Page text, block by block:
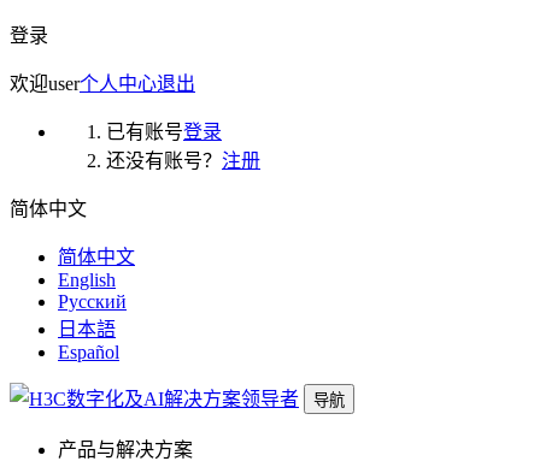
登录
欢迎user个人中心退出
已有账号登录
还没有账号？ 注册
简体中文
简体中文
English
Русский
日本語
Español
导航
产品与解决方案